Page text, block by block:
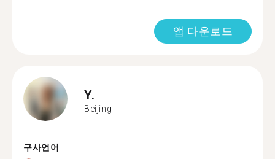
앱 다운로드
Y.
Beijing
구사언어